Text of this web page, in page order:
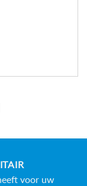
voor uw